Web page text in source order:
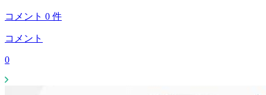
コメント 0 件
コメント
0